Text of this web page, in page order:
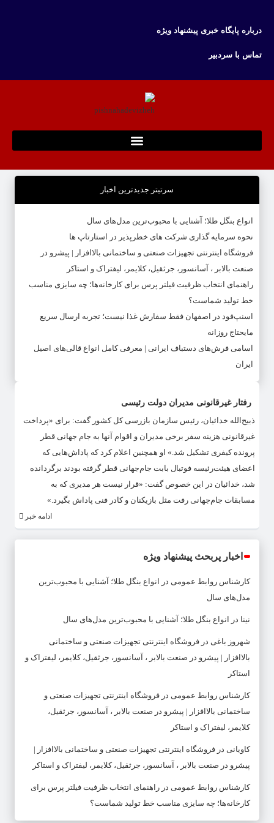
درباره پایگاه خبری پیشنهاد ویژه
تماس با سردبیر
سرتیتر جدیدترین اخبار
انواع بنگل طلا؛ آشنایی با محبوب‌ترین مدل‌های سال
نحوه سرمایه‌ گذاری شرکت‌ های خطرپذیر در استارتاپ ها
فروشگاه اینترنتی تجهیزات صنعتی و ساختمانی بالاافزار | پیشرو در
صنعت بالابر ، آسانسور، جرثقیل، کلایمر، لیفتراک و استاکر
راهنمای انتخاب ظرفیت فیلتر پرس برای کارخانه‌ها؛ چه سایزی مناسب
خط تولید شماست؟
اسنپ‌فود در اصفهان فقط سفارش غذا نیست؛ تجربه ارسال سریع
مایحتاج روزانه
اسامی فرش‌های دستباف ایرانی | معرفی کامل انواع قالی‌های اصیل
ایران
رفتار غیرقانونی مدیران دولت رئیسی
ذبیح‌الله خدائیان، رئیس سازمان بازرسی کل کشور گفت: برای «پرداخت
غیرقانونی هزینه سفر برخی مدیران و اقوام آنها به جام جهانی قطر
پرونده کیفری تشکیل شد.» او همچنین اعلام کرد که پاداش‌هایی که
اعضای هیئت‌رئیسه فوتبال بابت جام‌جهانی قطر گرفته بودند برگردانده
شد، خدائیان در این خصوص گفت: «قرار نیست هر مدیری که به
مسابقات جام‌جهانی رفت مثل بازیکنان و کادر فنی پاداش بگیرد.»
ادامه خبر
اخبار پربحث پیشنهاد ویژه
کارشناس روابط عمومی در
انواع بنگل طلا؛ آشنایی با محبوب‌ترین
مدل‌های سال
نینا در انواع بنگل طلا؛ آشنایی با محبوب‌ترین مدل‌های سال
شهروز باغی در فروشگاه اینترنتی تجهیزات صنعتی و ساختمانی
بالاافزار | پیشرو در صنعت بالابر ، آسانسور، جرثقیل، کلایمر، لیفتراک و
استاکر
کارشناس روابط عمومی در فروشگاه اینترنتی تجهیزات صنعتی و
ساختمانی بالاافزار | پیشرو در صنعت بالابر ، آسانسور، جرثقیل،
کلایمر، لیفتراک و استاکر
کاویانی در فروشگاه اینترنتی تجهیزات صنعتی و ساختمانی بالاافزار |
پیشرو در صنعت بالابر ، آسانسور، جرثقیل، کلایمر، لیفتراک و استاکر
کارشناس روابط عمومی در راهنمای انتخاب ظرفیت فیلتر پرس برای
کارخانه‌ها؛ چه سایزی مناسب خط تولید شماست؟